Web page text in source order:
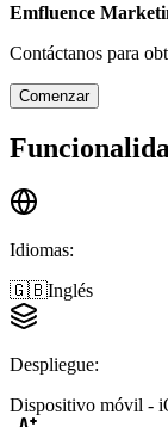
Emfluence
Contáctanos para
Comenzar
Idiomas:
🇬🇧Inglés
Despliegue:
Dispositivo móvil -